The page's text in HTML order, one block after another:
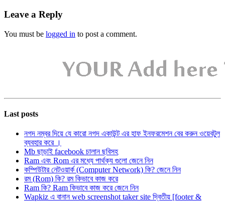
Leave a Reply
You must be logged in to post a comment.
Last posts
নগদ নম্বর দিয়ে যে কারো নগদ একাউন্ট এর হাফ ইনফরমেশন বের করুন ওয়েবটুল
ব্যবহার করে ।
Mb ছাড়াই facebook চালান ছবিসহ
Ram এবং Rom এর মধ্যে পার্থক্য গুলো জেনে নিন
কম্পিউটার নেটওয়ার্ক (Computer Network) কি? জেনে নিন
রম (Rom) কি? রম কিভাবে কাজ করে
Ram কি? Ram কিভাবে কাজ করে জেনে নিন
Wapkiz এ বানান web screenshot taker site দ্বিতীয় [footer &